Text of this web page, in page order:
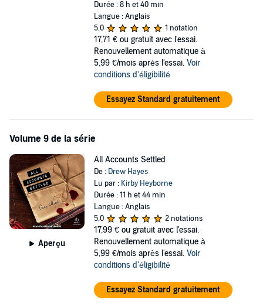
Durée : 8 h et 40 min
Langue : Anglais
5,0
1 notation
17,71 € ou gratuit avec l'essai.
Renouvellement automatique à
5,99 €/mois après l'essai. Voir
conditions d'éligibilité
Essayez Standard gratuitement
Volume 9 de la série
Aperçu
All Accounts Settled
De : Drew Hayes
Lu par : Kirby Heyborne
Durée : 11 h et 44 min
Langue : Anglais
5,0
2 notations
17,99 € ou gratuit avec l'essai.
Renouvellement automatique à
5,99 €/mois après l'essai. Voir
conditions d'éligibilité
Essayez Standard gratuitement